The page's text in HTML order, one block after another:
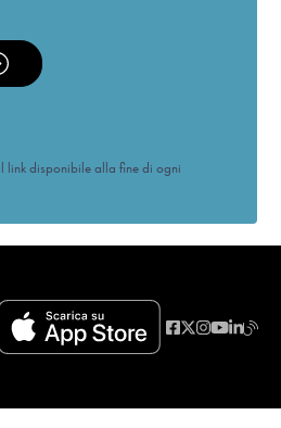
link disponibile alla fine di ogni